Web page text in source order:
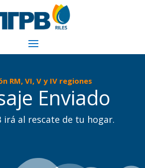
RM, VI, V y IV regiones
Enviado
irá al rescate de tu hogar.